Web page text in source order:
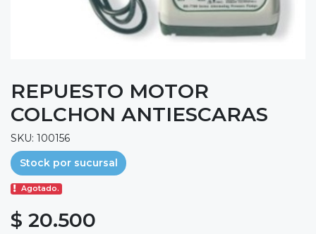
REPUESTO MOTOR
COLCHON ANTIESCARAS
SKU: 100156
Stock por sucursal
Agotado.
$ 20.500